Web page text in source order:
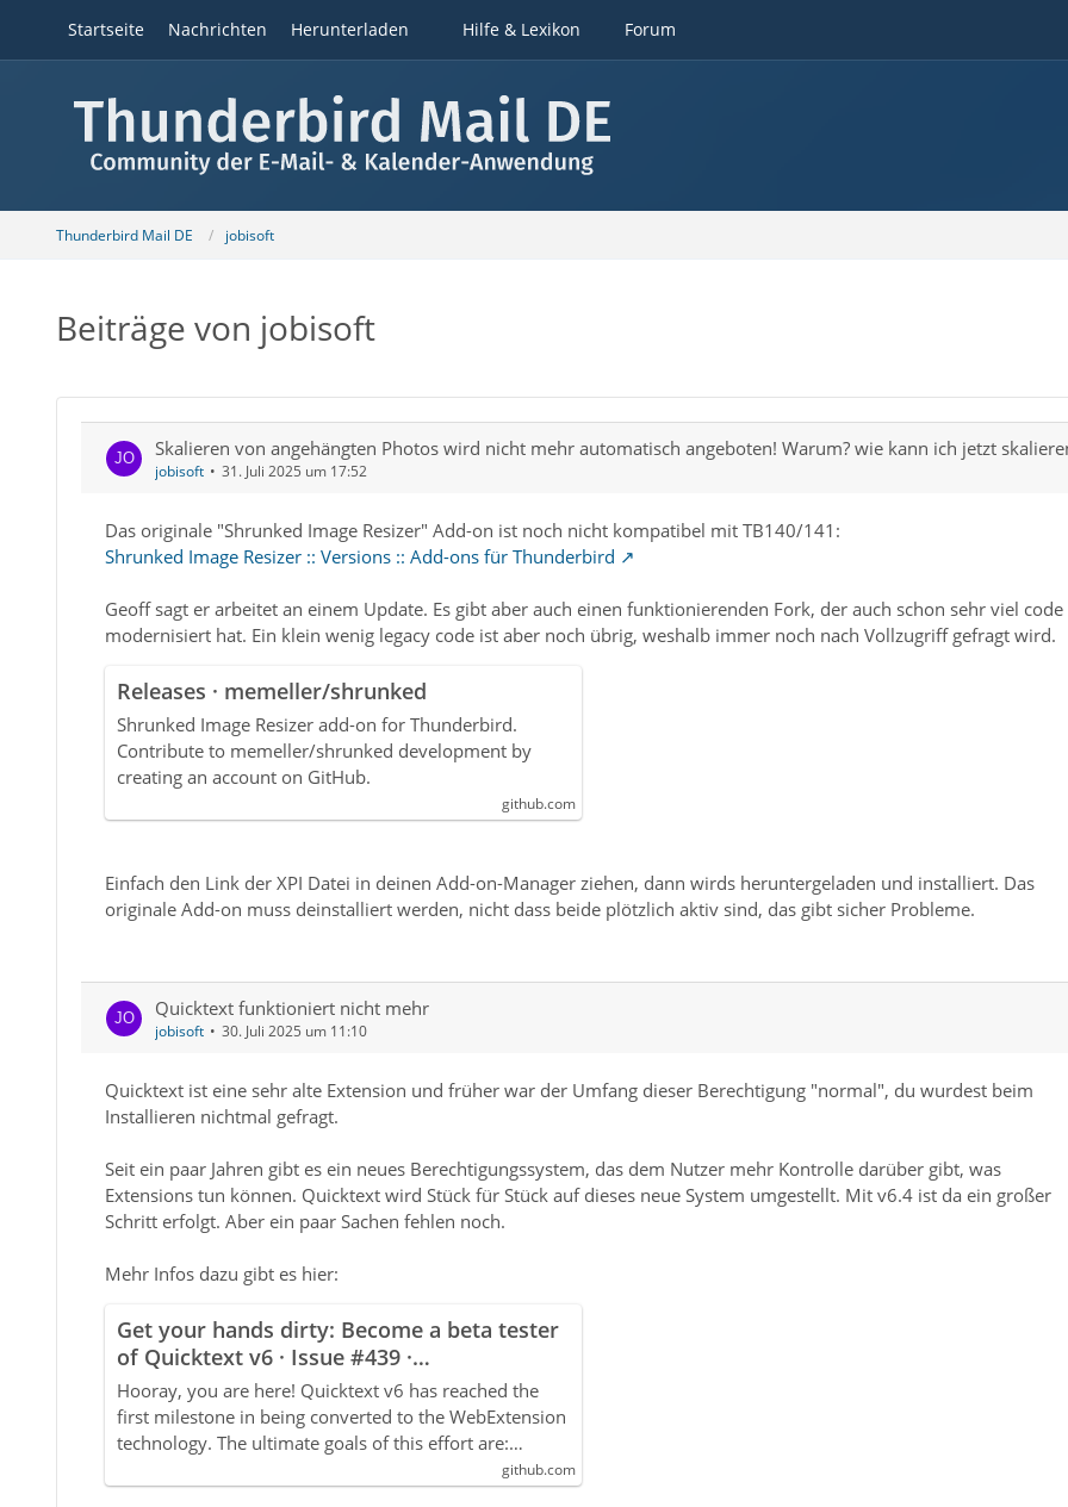
Startseite Nachrichten Herunterladen Hilfe & Lexikon Forum
Thunderbird Mail DE jobisoft
Beiträge von jobisoft
Skalieren von angehängten Photos wird nicht mehr automatisch angeboten! Warum? wie kann ich jetzt
jobisoft 31. Juli 2025 um 17:52
Das originale "Shrunked Image Resizer" Add-on ist noch nicht kompatibel mit TB140/141:
Shrunked Image Resizer :: Versions :: Add-ons für Thunderbird
Geoff sagt er arbeitet an einem Update. Es gibt aber auch einen funktionierenden Fork, der auch schon sehr viel code
modernisiert hat. Ein klein wenig legacy code ist aber noch übrig, weshalb immer noch nach Vollzugriff gefragt wird.
Releases · memeller/shrunked
Shrunked Image Resizer add-on for Thunderbird.
Contribute to memeller/shrunked development by
creating an account on GitHub.
github.com
Einfach den Link der XPI Datei in deinen Add-on-Manager ziehen, dann wirds heruntergeladen und installiert. Das
originale Add-on muss deinstalliert werden, nicht dass beide plötzlich aktiv sind, das gibt sicher Probleme.
Quicktext funktioniert nicht mehr
jobisoft 30. Juli 2025 um 11:10
Quicktext ist eine sehr alte Extension und früher war der Umfang dieser Berechtigung "normal", du wurdest beim
Installieren nichtmal gefragt.
Seit ein paar Jahren gibt es ein neues Berechtigungssystem, das dem Nutzer mehr Kontrolle darüber gibt, was
Extensions tun können. Quicktext wird Stück für Stück auf dieses neue System umgestellt. Mit v6.4 ist da ein großer
Schritt erfolgt. Aber ein paar Sachen fehlen noch.
Mehr Infos dazu gibt es hier:
Get your hands dirty: Become a beta tester
of Quicktext v6 · Issue #439 ·
jobisoft/quicktext
Hooray, you are here! Quicktext v6 has reached the
first milestone in being converted to the WebExtension
technology. The ultimate goals of this effort are:…
github.com